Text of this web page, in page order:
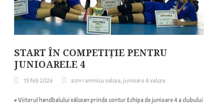
START ÎN COMPETIȚIE PENTRU
JUNIOARELE 4
15 Feb 2026 scm ramnicu valcea, junioare 4 valcea
# Viitorul handbalului vâlcean prinde contur Echipa de junioare 4 a clubului